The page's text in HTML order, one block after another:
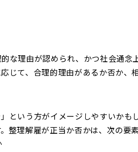
理由が認められ、かつ社会通念
じて、合理的理由があるか否か
という方がイメージしやすいか
理解雇が正当か否かは、次の要